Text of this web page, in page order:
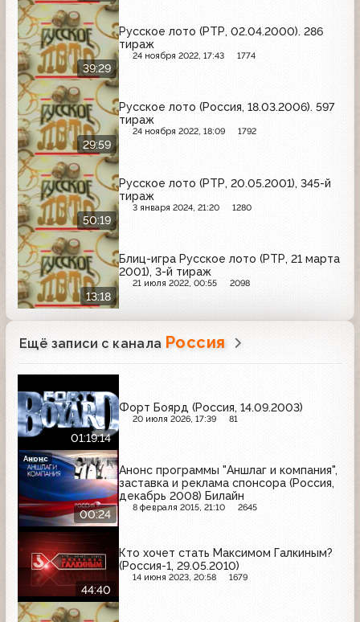
39:29
Русское лото (РТР, 02.04.2000). 286
тираж
24 ноября 2022, 17:43 1774
29:59
Русское лото (Россия, 18.03.2006). 597
тираж
24 ноября 2022, 18:09 1792
50:19
Русское лото (РТР, 20.05.2001), 345-й
тираж
3 января 2024, 21:20 1280
13:18
Блиц-игра Русское лото (РТР, 21 марта
2001), 3-й тираж
21 июля 2022, 00:55 2098
Ещё записи с канала Россия
01:19:14
Форт Боярд (Россия, 14.09.2003)
20 июля 2026, 17:39 81
00:24
Анонс программы "Аншлаг и компания",
заставка и реклама спонсора (Россия,
декабрь 2008) Билайн
8 февраля 2015, 21:10 2645
Анонс
44:40
Кто хочет стать Максимом Галкиным?
(Россия-1, 29.05.2010)
14 июня 2023, 20:58 1679